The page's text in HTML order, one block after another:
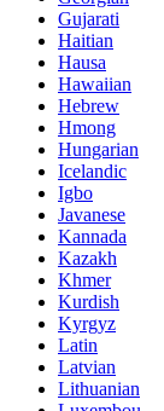
Gujarati
Haitian
Hausa
Hawaiian
Hebrew
Hmong
Hungarian
Icelandic
Igbo
Javanese
Kannada
Kazakh
Khmer
Kurdish
Kyrgyz
Latin
Latvian
Lithuanian